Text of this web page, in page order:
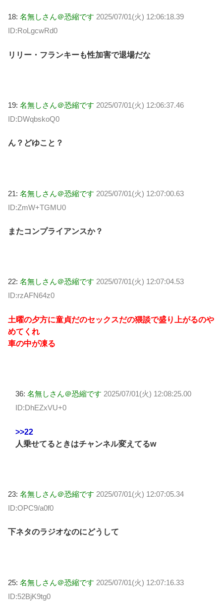
18: 名無しさん＠恐縮です 2025/07/01(火) 12:06:18.39
ID:RoLgcwRd0
リリー・フランキーも性加害で退場だな
19: 名無しさん＠恐縮です 2025/07/01(火) 12:06:37.46
ID:DWqbskoQ0
ん？どゆこと？
21: 名無しさん＠恐縮です 2025/07/01(火) 12:07:00.63
ID:ZmW+TGMU0
またコンプライアンスか？
22: 名無しさん＠恐縮です 2025/07/01(火) 12:07:04.53
ID:rzAFN64z0
土曜の夕方に童貞だのセックスだの猥談で盛り上がるのや
めてくれ
車の中が凍る
36: 名無しさん＠恐縮です 2025/07/01(火) 12:08:25.00
ID:DhEZxVU+0
>>22
人乗せてるときはチャンネル変えてるw
23: 名無しさん＠恐縮です 2025/07/01(火) 12:07:05.34
ID:OPC9/a0f0
下ネタのラジオなのにどうして
25: 名無しさん＠恐縮です 2025/07/01(火) 12:07:16.33
ID:52BjK9tg0